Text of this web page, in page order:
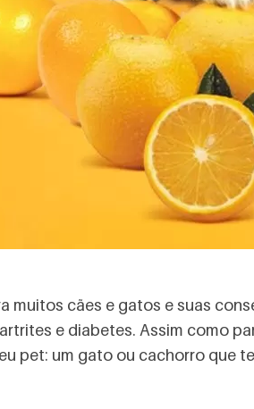
muitos cães e gatos e suas
e diabetes. Assim como
pet: um gato ou cachorro que